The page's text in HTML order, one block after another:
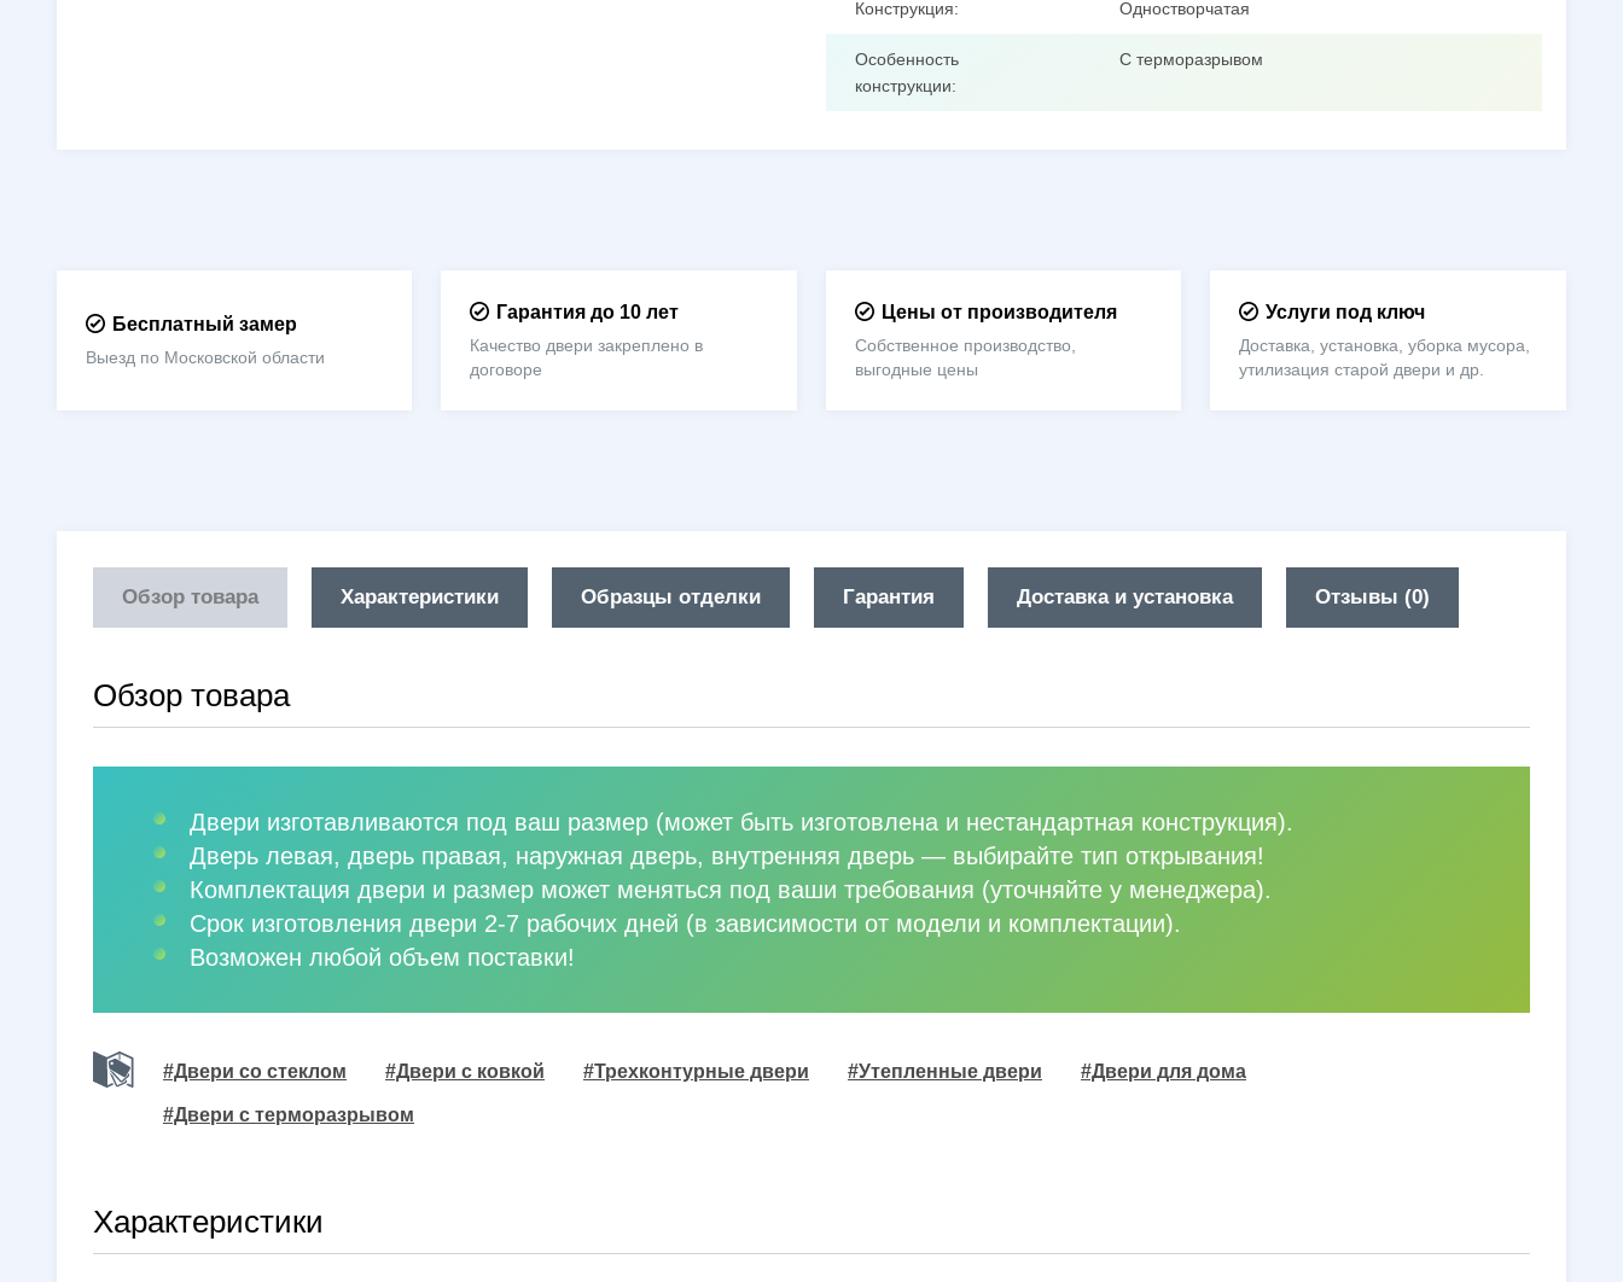
Конструкция: Одностворчатая
Особенность
конструкции:
С терморазрывом
Бесплатный замер
Выезд по Московской области
Гарантия до 10 лет
Качество двери закреплено в
договоре
Цены от производителя
Собственное производство,
выгодные цены
Услуги под ключ
Доставка, установка, уборка мусора,
утилизация старой двери и др.
Обзор товара Характеристики Образцы отделки Гарантия Доставка и установка Отзывы (0)
Обзор товара
Двери изготавливаются под ваш размер (может быть изготовлена и нестандартная конструкция).
Дверь левая, дверь правая, наружная дверь, внутренняя дверь — выбирайте тип открывания!
Комплектация двери и размер может меняться под ваши требования (уточняйте у менеджера).
Срок изготовления двери 2-7 рабочих дней (в зависимости от модели и комплектации).
Возможен любой объем поставки!
#Двери со стеклом #Двери с ковкой #Трехконтурные двери #Утепленные двери #Двери для дома
#Двери с терморазрывом
Характеристики